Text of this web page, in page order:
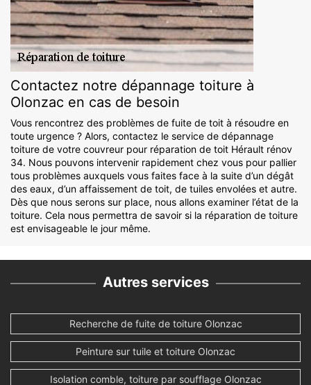
Contactez notre dépannage toiture à
Olonzac en cas de besoin
Vous rencontrez des problèmes de fuite de toit à résoudre en
toute urgence ? Alors, contactez le service de dépannage
toiture de votre couvreur pour réparation de toit Hérault rénov
34. Nous pouvons intervenir rapidement chez vous pour pallier
tous problèmes auxquels vous faites face à la suite d’un dégât
des eaux, d’un affaissement de toit, de tuiles envolées et autre.
Dès que nous serons sur place, nous allons examiner l’état de la
toiture. Cela nous permettra de savoir si la réparation de toiture
est envisageable le jour même.
Autres services
Recherche de fuite de toiture Olonzac
Peinture sur tuile et toiture Olonzac
Isolation comble, toiture par soufflage Olonzac